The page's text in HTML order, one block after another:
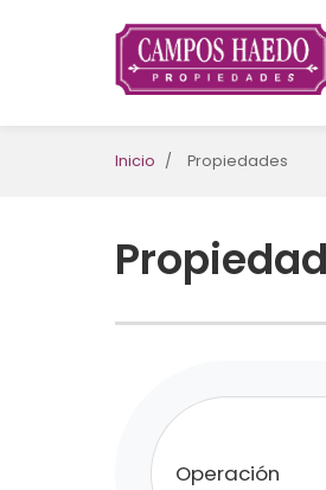
Inicio / Propiedades
Operación